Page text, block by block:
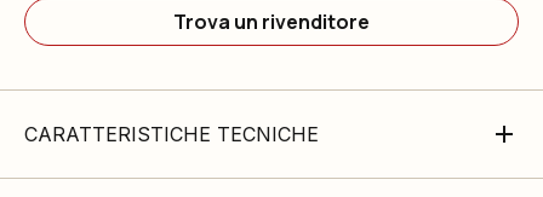
Trova un rivenditore
CARATTERISTICHE TECNICHE